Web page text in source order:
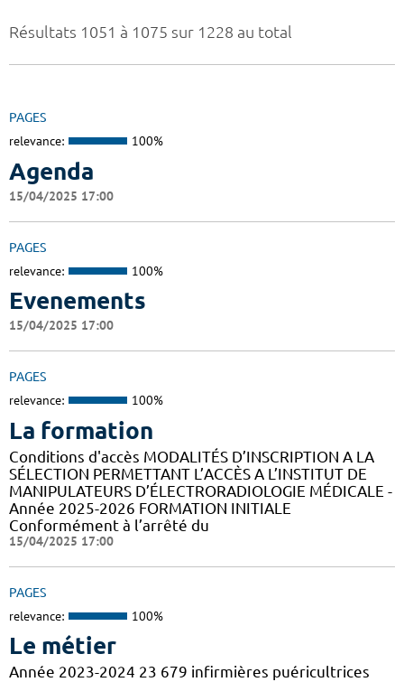
Résultats 1051 à 1075 sur 1228 au total
PAGES
relevance: 100%
Agenda
15/04/2025 17:00
PAGES
relevance: 100%
Evenements
15/04/2025 17:00
PAGES
relevance: 100%
La formation
Conditions d'accès MODALITÉS D’INSCRIPTION A LA
SÉLECTION PERMETTANT L’ACCÈS A L’INSTITUT DE
MANIPULATEURS D’ÉLECTRORADIOLOGIE MÉDICALE -
Année 2025-2026 FORMATION INITIALE
Conformément à l’arrêté du
15/04/2025 17:00
PAGES
relevance: 100%
Le métier
Année 2023-2024 23 679 infirmières puéricultrices